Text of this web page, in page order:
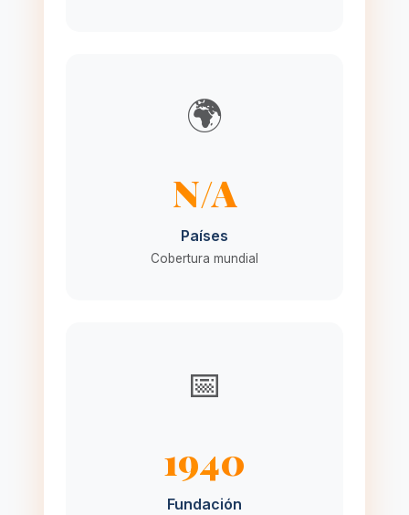
🌍
N/A
Países
Cobertura mundial
📅
1940
Fundación